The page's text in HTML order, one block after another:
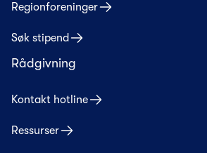
Regionforeninger
Søk stipend
Rådgivning
Kontakt hotline
Ressurser